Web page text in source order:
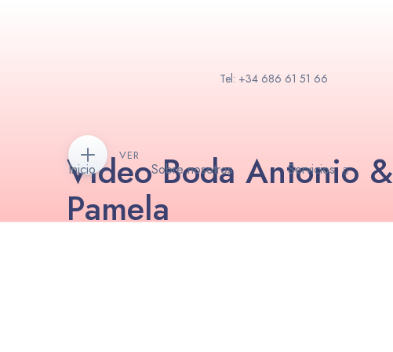
Tel: +34 686 61 51 66
Inicio Sobre nosotros Servicios
Vídeo Boda Antonio &
Pamela
VER